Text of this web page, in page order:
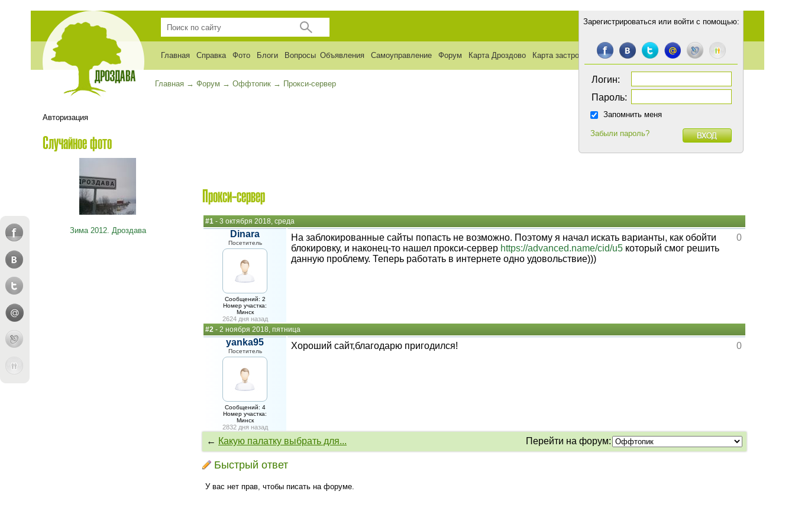
Главная Справка Фото Блоги Вопросы Объявления Самоуправление Форум Карта Дроздово Карта застройки Транспорт Статьи
Авторизация
Зарегистрироватьсяили войти с помощью:
Логин:
Пароль:
Запомнить меня
Забыли пароль?
Главная → Форум → Оффтопик → Прокси-сервер
Случайное фото
Зима 2012. Дроздава
Прокси-сервер
#1 - 3 октября 2018, среда
Dinara
Посетитель
Сообщений: 2
Номер участка:
Минск
2624 дня назад
0
На заблокированные сайты попасть не возможно. Поэтому я начал искать варианты, как обойти
блокировку, и наконец-то нашел прокси-сервер https://advanced.name/cid/u5 который смог решить
данную проблему. Теперь работать в интернете одно удовольствие)))
#2 - 2 ноября 2018, пятница
yanka95
Посетитель
Сообщений: 4
Номер участка:
Минск
2832 дня назад
0
Хороший сайт,благодарю пригодился!
← Какую палатку выбрать для... Перейти на форум:
Быстрый ответ
У вас нет прав, чтобы писать на форуме.